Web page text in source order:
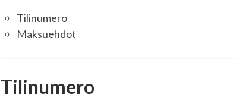
Tilinumero
Maksuehdot
Tilinumero